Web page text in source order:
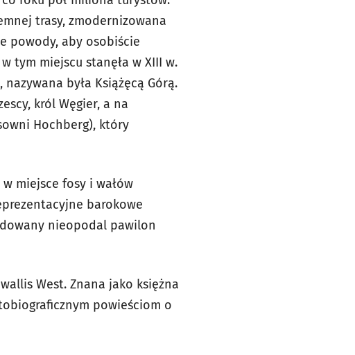
trasy, zmodernizowana
powody, aby osobiście
tym miejscu stanęła w XIII w.
była Książęcą Górą.
król Węgier, a na
Hochberg), który
miejsce fosy i wałów
barokowe
nieopodal pawilon
West. Znana jako księżna
powieściom o